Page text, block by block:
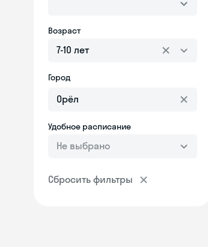
Возраст
7-10 лет
Город
Удобное расписание
Не выбрано
Сбросить фильтры